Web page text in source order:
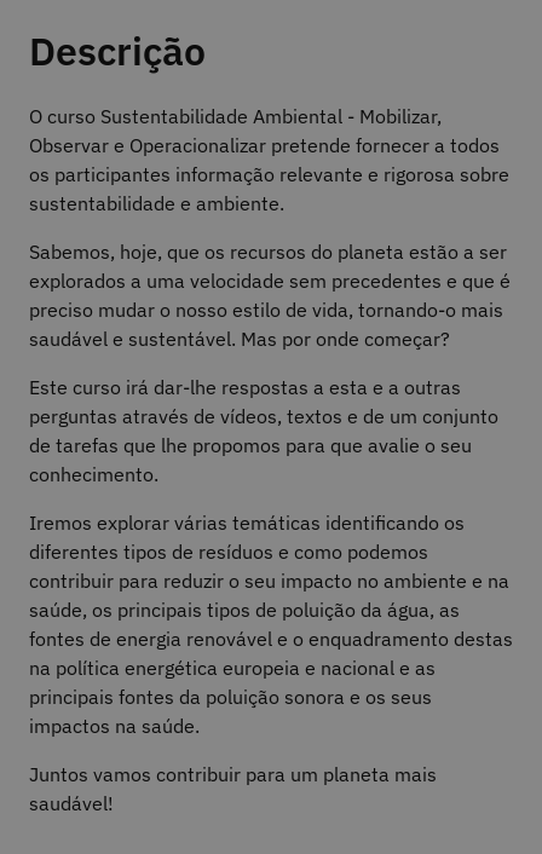
Descrição
O curso Sustentabilidade Ambiental - Mobilizar,
Observar e Operacionalizar pretende fornecer a todos
os participantes informação relevante e rigorosa sobre
sustentabilidade e ambiente.
Sabemos, hoje, que os recursos do planeta estão a ser
explorados a uma velocidade sem precedentes e que é
preciso mudar o nosso estilo de vida, tornando-o mais
saudável e sustentável. Mas por onde começar?
Este curso irá dar-lhe respostas a esta e a outras
perguntas através de vídeos, textos e de um conjunto
de tarefas que lhe propomos para que avalie o seu
conhecimento.
Iremos explorar várias temáticas identificando os
diferentes tipos de resíduos e como podemos
contribuir para reduzir o seu impacto no ambiente e na
saúde, os principais tipos de poluição da água, as
fontes de energia renovável e o enquadramento destas
na política energética europeia e nacional e as
principais fontes da poluição sonora e os seus
impactos na saúde.
Juntos vamos contribuir para um planeta mais
saudável!